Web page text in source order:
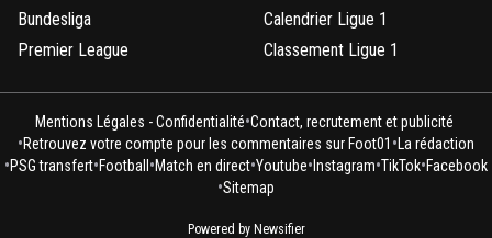
Bundesliga
Premier League
Calendrier Ligue 1
Classement Ligue 1
Mentions Légales - Confidentialité•Contact, recrutement et publicité
•Retrouvez votre compte pour les commentaires sur Foot01 •La rédaction
•PSG transfert•Football•Match en direct•Youtube•Instagram•TikTok•Facebook
•Sitemap
Powered by Newsifier